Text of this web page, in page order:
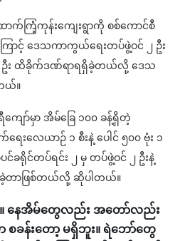
ာက်ကြံ့ကုန်းကျေးရွာကို စစ်ကောင်စီ
ာင့် ဒေသကာကွယ်ရေးတပ်ဖွဲ့ဝင် ၂ ဦး
ဦး ထိခိုက်ဒဏ်ရာရရှိခဲ့တယ်လို့ ဒေသ
ယ်။
ျော်မှာ အိမ်ခြေ ၁၀၀ ခန့်ရှိတဲ့
လေယာ​ဉ် ၁ စီးနဲ့ ပေါင် ၅၀၀ ဗုံး ၁
င်ခရိုင်တပ်ရင်း ၂ မှ တပ်ဖွဲ့ဝင် ၂ ဦးနဲ့
ခဲ့တာဖြစ်တယ်လို့ ဆိုပါတယ်။
။ နေအိမ်တွေလည်း အတော်လည်း
စခန်းတော့ မရှိဘူး။ ရဲဘော်တွေ